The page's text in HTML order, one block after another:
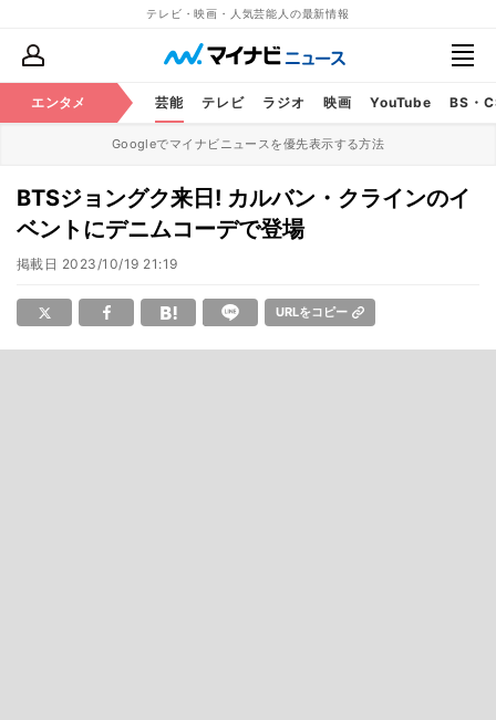
テレビ・映画・人気芸能人の最新情報
エンタメ 芸能 テレビ ラジオ 映画 YouTube BS・
Googleでマイナビニュースを優先表示する方法
BTSジョングク来日! カルバン・クラインのイ
ベントにデニムコーデで登場
掲載日 2023/10/19 21:19
URLをコピー